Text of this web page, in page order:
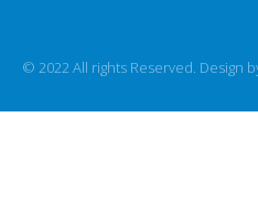
© 2022 All rights Reserved. Design